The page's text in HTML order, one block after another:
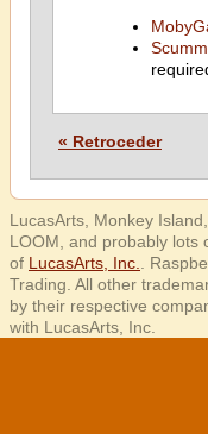
« Retroceder
LucasArts, Monkey
LOOM, and probably lots
of LucasArts, Inc.
.
Trading. All other
by their respective
with LucasArts, Inc.